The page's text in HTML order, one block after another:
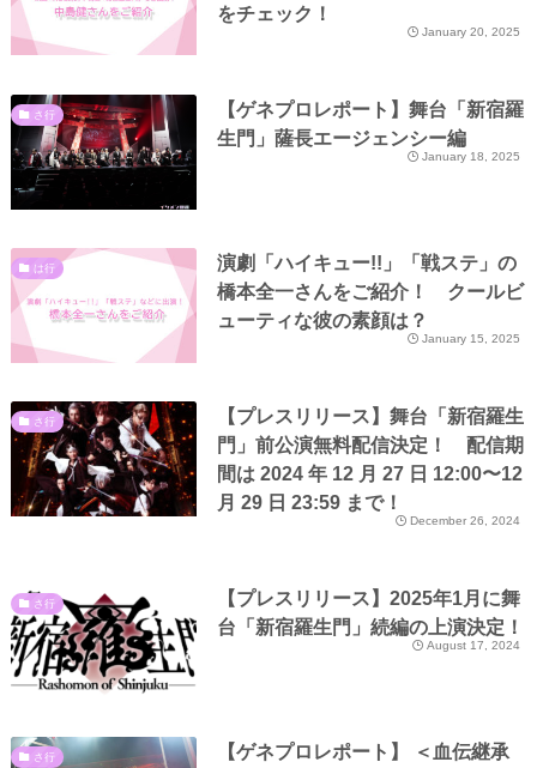
をチェック！
January 20, 2025
さ行
【ゲネプロレポート】舞台「新宿羅
生門」薩長エージェンシー編
January 18, 2025
は行
演劇「ハイキュー!!」「戦ステ」の
橋本全一さんをご紹介！ クールビ
ューティな彼の素顔は？
January 15, 2025
さ行
【プレスリリース】舞台「新宿羅生
門」前公演無料配信決定！ 配信期
間は 2024 年 12 月 27 日 12:00〜12
月 29 日 23:59 まで！
December 26, 2024
さ行
【プレスリリース】2025年1月に舞
台「新宿羅生門」続編の上演決定！
August 17, 2024
さ行
【ゲネプロレポート】 ＜血伝継承